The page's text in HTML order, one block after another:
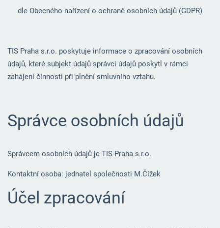
dle Obecného nařízení o ochraně osobních údajů (GDPR)
TIS Praha s.r.o. poskytuje informace o zpracování osobních
údajů, které subjekt údajů správci údajů poskytl v rámci
zahájení činnosti při plnění smluvního vztahu.
Správce osobních údajů
Správcem osobních údajů je TIS Praha s.r.o.
Kontaktní osoba: jednatel společnosti M.Čížek
Účel zpracování